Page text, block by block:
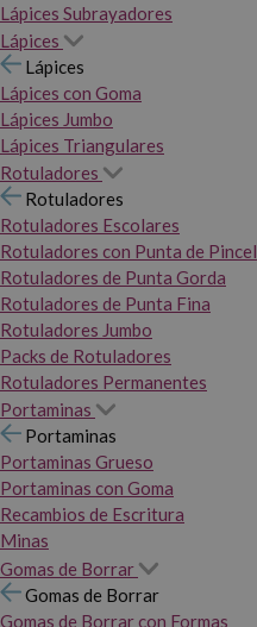
Lápices Subrayadores
Lápices
Lápices
Lápices con Goma
Lápices Jumbo
Lápices Triangulares
Rotuladores
Rotuladores
Rotuladores Escolares
Rotuladores con Punta de Pincel
Rotuladores de Punta Gorda
Rotuladores de Punta Fina
Rotuladores Jumbo
Packs de Rotuladores
Rotuladores Permanentes
Portaminas
Portaminas
Portaminas Grueso
Portaminas con Goma
Recambios de Escritura
Minas
Gomas de Borrar
Gomas de Borrar
Gomas de Borrar con Formas